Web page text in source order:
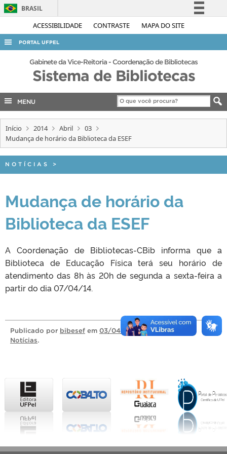
ACESSIBILIDADE CONTRASTE MAPA DO SITE
BRASIL
Simplifique!
Acesso à informação
Canais
PORTAL UFPEL
ACESSO À INFORMAÇÃO
AUDITORIA
COBALTO
CONCURSOS
EDITAIS
OUVIDORIA
TELEFONES
Gabinete da Vice-Reitoria - Coordenação de Bibliotecas
Sistema de Bibliotecas
MENU
Início 2014 Abril
03
Mudança de horário da Biblioteca da ESEF
NOTÍCIAS >
Mudança de horário da
Biblioteca da ESEF
A Coordenação de Bibliotecas-CBib informa que a
Biblioteca de Educação Física terá seu horário de
atendimento das 8h às 20h de segunda a sexta-feira a
partir do dia 07/04/14.
Publicado por bibesef em 03/04/2014, na categoria
Notícias.